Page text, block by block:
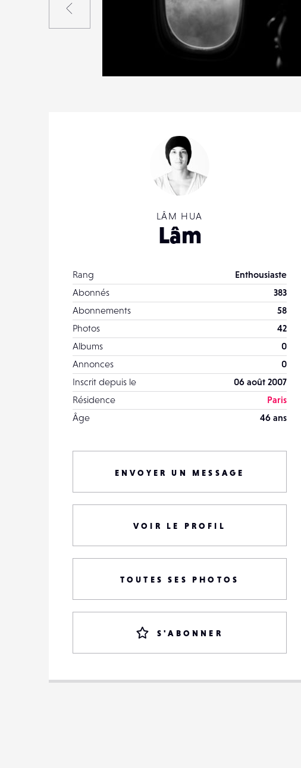
38
LÂM HUA
Lâm
Rang
Enthousiaste
Abonnés
383
Abonnements
58
Photos
42
Albums
0
Annonces
0
Inscrit depuis le
06 août 2007
Résidence
Paris
Âge
46 ans
ENVOYER UN MESSAGE
VOIR LE PROFIL
TOUTES SES PHOTOS
S'ABONNER